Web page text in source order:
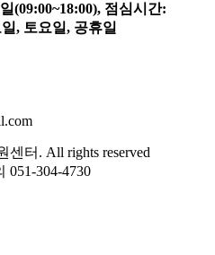
(09:00~18:00), 점심시간:
, 토요일, 공휴일
터. All rights reserved
051-304-4730